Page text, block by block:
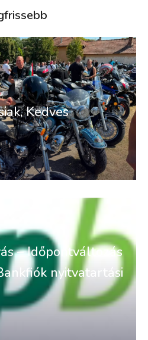
Kedves
– Időpontváltozás
nyitvatartási